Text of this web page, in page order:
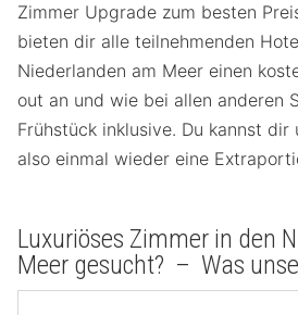
Zimmer Upgrade zum besten
bieten dir alle teilnehmenden
Niederlanden am Meer einen
out an und wie bei allen anderen
Frühstück inklusive. Du kannst dir
also einmal wieder eine
Luxuriöses Zimmer in den
Meer gesucht? – Was